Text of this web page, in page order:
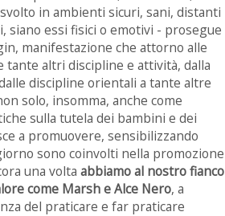
in ambienti sicuri, sani, distanti
siano essi fisici o emotivi - prosegue
manifestazione che attorno alle
tante altri discipline e attività, dalla
discipline orientali a tante altre
solo, insomma, anche come
sulla tutela dei bambini e dei
a promuovere, sensibilizzando
sono coinvolti nella promozione
una volta abbiamo al nostro fianco
come Marsh e Alce Nero, a
del praticare e far praticare